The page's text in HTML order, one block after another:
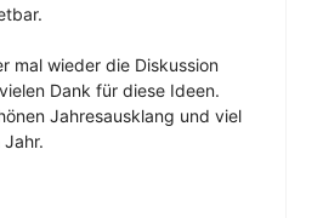
mal wieder die Diskussion
Dank für diese Ideen.
Jahresausklang und viel